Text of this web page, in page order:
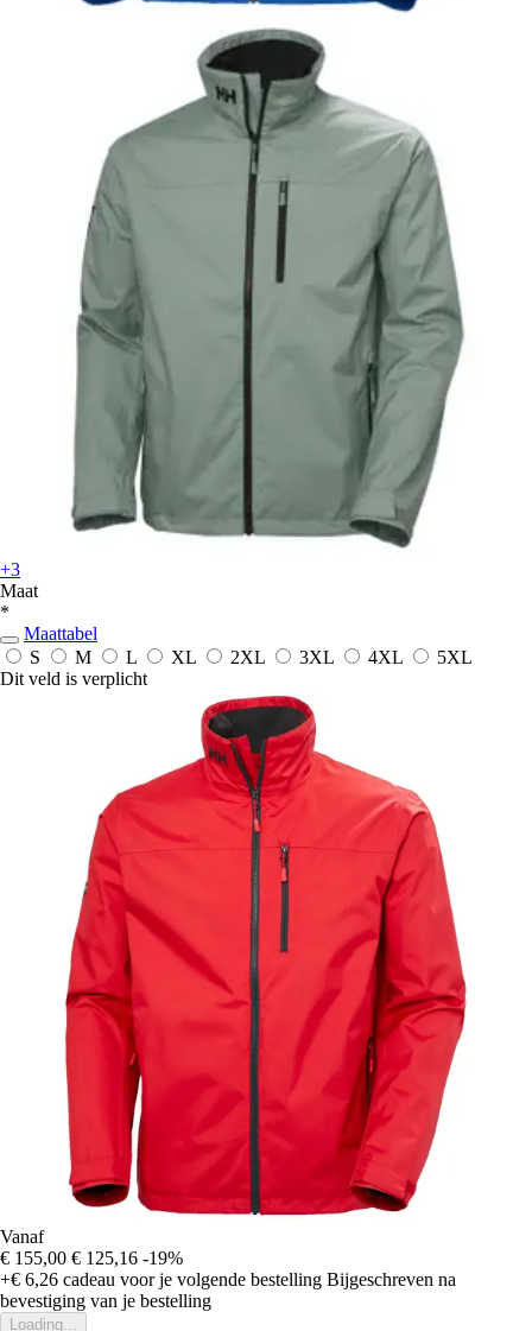
+3
Maat
*
Maattabel
S
M L XL 2XL 3XL 4XL
5XL
Dit veld is verplicht
Vanaf
€ 155,00 € 125,16 -19%
+€ 6,26 cadeau voor je volgende bestelling Bijgeschreven na
bevestiging van je bestelling
Loading...